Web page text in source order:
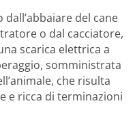
del cane
o dal cacciatore,
scarica elettrica a
somministrata
che risulta
e ricca di terminazioni